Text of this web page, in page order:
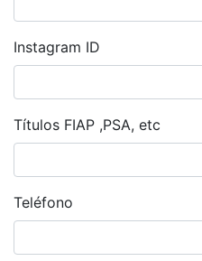
Instagram ID
Títulos FIAP ,PSA, etc
Teléfono